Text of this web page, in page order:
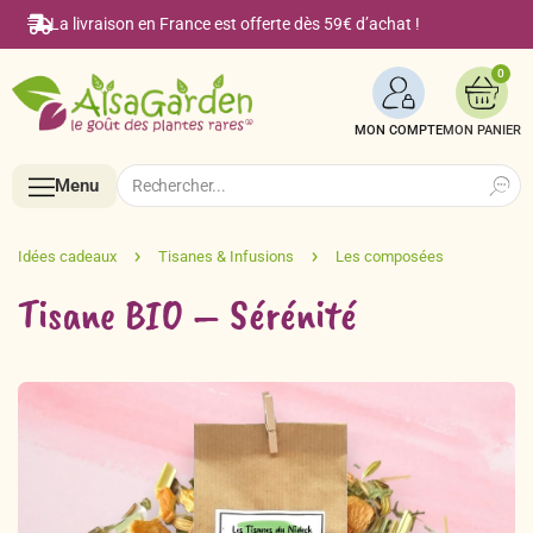
La livraison en France est offerte dès 59€ d’achat !
MON COMPTE
0
Menu
Menu
Semences BIO de A à Z
Le Blog Alsagarden
Search
for:
Tisane BIO – Sérénité